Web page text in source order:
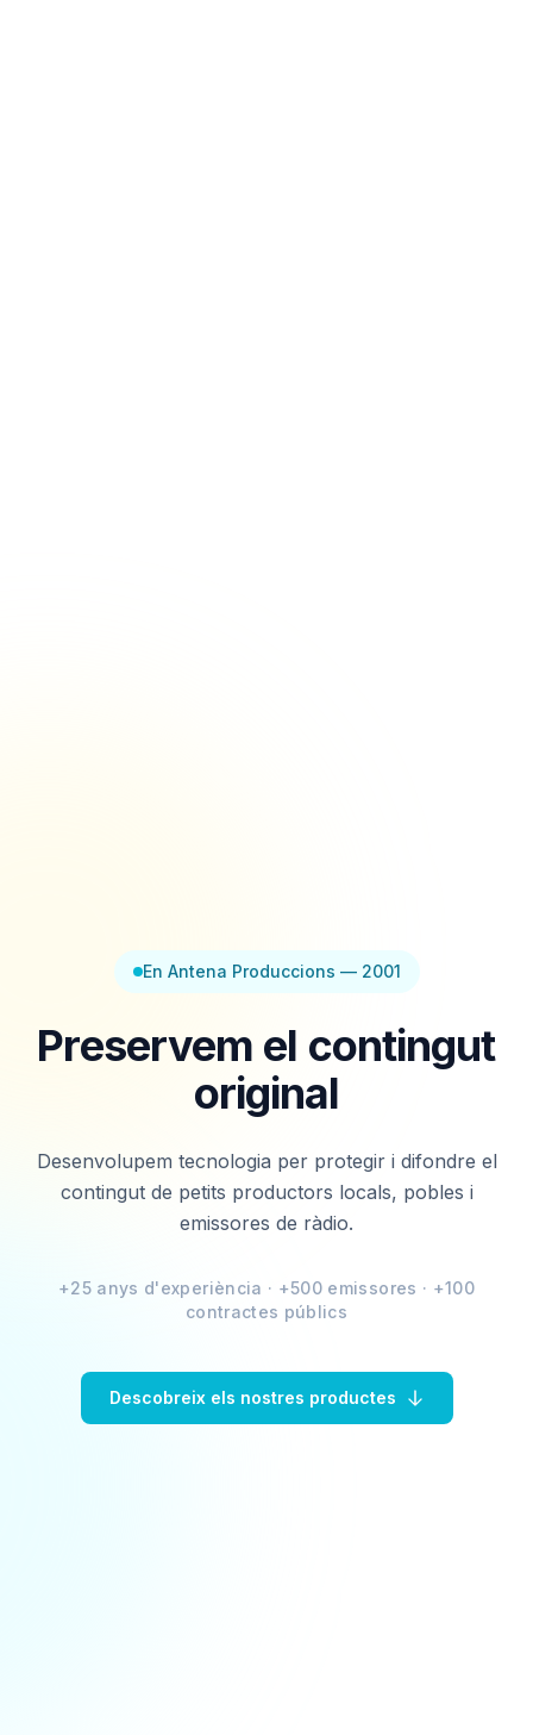
En Antena Produccions — 2001
Preservem el contingut
original
Desenvolupem tecnologia per protegir i difondre el
contingut de petits productors locals, pobles i
emissores de ràdio.
+25 anys d'experiència · +500 emissores · +100
contractes públics
Descobreix els nostres productes